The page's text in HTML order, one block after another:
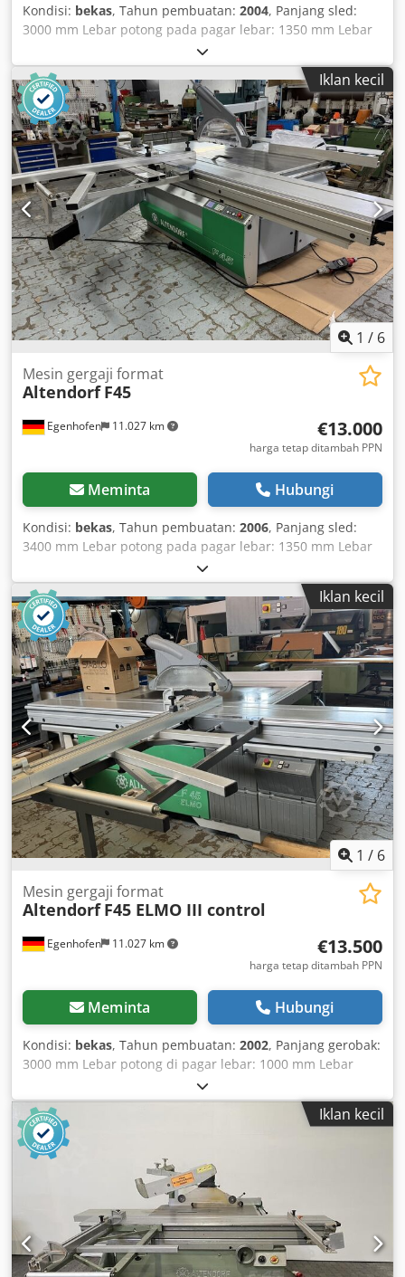
Kondisi: bekas, Tahun pembuatan: 2004, Panjang sled:
3000 mm Lebar potong pada pagar lebar: 1350 mm Lebar
potong pada pagar pemotongan melintang: 3200 mm
Kedalaman potong: 170 mm Pisau score: tidak ada
Pengaturan ketinggian mata gergaji: elektrik Pengaturan
kemiringan mata gergaji: elektrik Pengaturan pagar lebar:
manual Pengaturan pagar pemotong melintang: manual
Tampilan sudut mata gergaji: tampilan digital Tampilan
tinggi potong: tampilan digital Tampilan pagar lebar:
tampilan digital Tampilan penggaris pemotong melintang:
skala Diameter mata gergaji: 500 mm Kecepatan putar: 4
Daya motor: 7,5 kW Koneksi ekstraksi debu: 80 dan 120
mm Panjang mesin: 3600 mm Cedpfx Aoyl Tihogmsha
Lebar mesin: 2200 mm Berat: 1200 kg
Iklan kecil
1 / 6
Egenhofen 11.027 km
Mesin gergaji format
Altendorf F45
€13.000
harga tetap ditambah PPN
Meminta Hubungi
Kondisi: bekas, Tahun pembuatan: 2006, Panjang sled:
3400 mm Lebar potong pada pagar lebar: 1350 mm Lebar
potong pada pagar potong melintang: 3200 mm
Kedalaman potong: 170 mm Skor: ya Penyesuaian
ketinggian pisau: elektrik Penyesuaian kemiringan pisau:
elektrik Penyesuaian pagar lebar: manual Penyesuaian
pagar potong melintang: manual Tampilan sudut pisau:
tampilan digital Tampilan tinggi potong: tampilan digital
Tampilan pagar lebar: tampilan digital Tampilan mistar
potong melintang: skala Diameter pisau: 500 mm
Kecepatan putar: 4 Daya motor: 5,5 kW Koneksi ekstraksi:
80 dan 120 mm Panjang mesin: 3600 mm Cedpfx
Agjyhgitomoha Lebar mesin: 2200 mm Berat: 1200 kg
Iklan kecil
1 / 6
Egenhofen 11.027 km
Mesin gergaji format
Altendorf F45 ELMO III control
€13.500
harga tetap ditambah PPN
Meminta Hubungi
Kondisi: bekas, Tahun pembuatan: 2002, Panjang gerobak:
3000 mm Lebar potong di pagar lebar: 1000 mm Lebar
potong di pagar potong memanjang: 3200 mm Kedalaman
potong: 154 mm Scriber: tidak Pengaturan ketinggian mata
gergaji: elektrik / kontrol posisi Pengaturan kemiringan
mata gergaji: elektrik / kontrol posisi Chedpjzhm Dpofx
Agmja Pengaturan pagar lebar: elektrik / kontrol posisi
Pengaturan pagar potong memanjang: manual Tampilan
sudut mata gergaji: display digital Tampilan ketinggian
potong: display digital Tampilan pagar lebar: display
digital Tampilan penggaris potong memanjang: skala
Penggaris potong memanjang dengan fungsi potong miter:
ya Diameter mata gergaji: 450mm Kecepatan putar: 4 Daya
Iklan kecil